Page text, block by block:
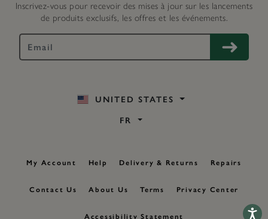
Inscrivez-vous pour recevoir des mises à jour sur les lancements
de produits exclusifs, les offres et les événements.
UNITED STATES
FR
My Account Help Delivery & Returns Repairs
Contact Us About Us Terms Privacy Center
Accessibility Statement